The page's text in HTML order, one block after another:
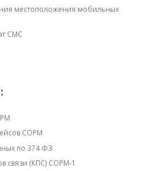
местоположения мобильных
СМС
СОРМ
по 374 ФЗ
связи (КПС) СОРМ-1